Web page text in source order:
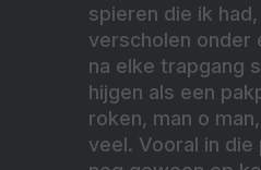
spieren die ik
verscholen onder
na elke trapgang
hijgen als een
roken, man o
veel. Vooral in